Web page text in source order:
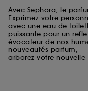
Avec Sephora, le
Exprimez votre
avec une eau de
puissante pour un
évocateur de nos
nouveautés parfum,
arborez votre nouvelle